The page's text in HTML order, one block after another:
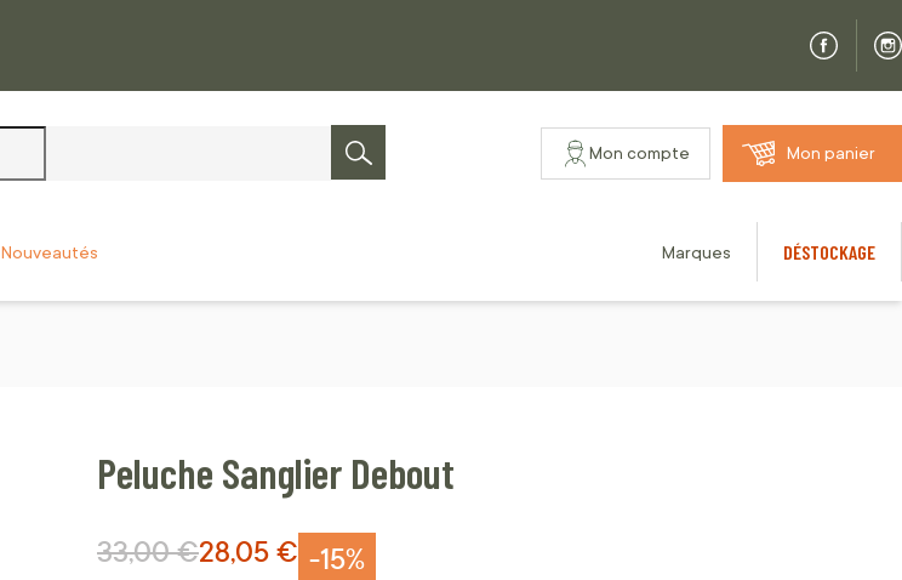
Rechercher
Mon compte Mon panier
Nouveautés Marques DÉSTOCKAGE
Peluche Sanglier Debout
-15%
Prix Spécial
28,05 €
Prix normal
33,00 €